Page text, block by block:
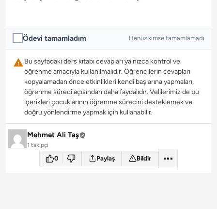
Ödevi tamamladım Henüz kimse tamamlamadı
Bu sayfadaki ders kitabı cevapları yalnızca kontrol ve
öğrenme amacıyla kullanılmalıdır. Öğrencilerin cevapları
kopyalamadan önce etkinlikleri kendi başlarına yapmaları,
öğrenme süreci açısından daha faydalıdır. Velilerimiz de bu
içerikleri çocuklarının öğrenme sürecini desteklemek ve
doğru yönlendirme yapmak için kullanabilir.
Mehmet Ali Taş
1 takipçi
0 Paylaş Bildir